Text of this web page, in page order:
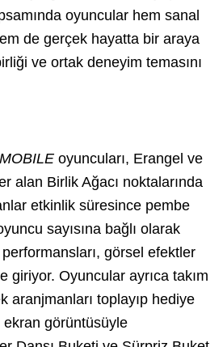
oyuncular hem sanal
de gerçek hayatta bir araya
ve ortak deneyim temasını
oyuncuları, Erangel ve
alan Birlik Ağacı noktalarında
etkinlik süresince pembe
sayısına bağlı olarak
görsel efektler
giriyor. Oyuncular ayrıca takım
aranjmanları toplayıp hediye
ekran görüntüsüyle